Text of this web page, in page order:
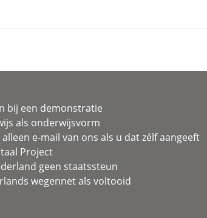
bij een demonstratie
als onderwijsvorm
e-mail van ons als u dat zélf aangeeft
Project
geen staatssteun
wegennet als voltooid